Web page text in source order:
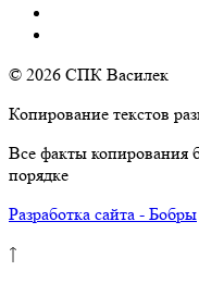
© 2026 СПК Василек
Копирование текстов
Все факты копирования
порядке
Разработка сайта - Бобры
↑